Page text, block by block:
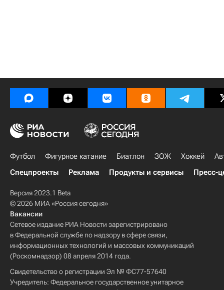
Футбол Фигурное катание Биатлон ЗОЖ Хоккей
Спецпроекты
Реклама Продукты и сервисы Пресс-
Версия 2023.1 Beta
© 2026 МИА «Россия сегодня»
Вакансии
Сетевое издание РИА Новости зарегистрировано
в Федеральной службе по надзору в сфере связи,
информационных технологий и массовых коммуникаций
(Роскомнадзор) 08 апреля 2014 года.
Свидетельство о регистрации Эл № ФС77-57640
Учредитель: Федеральное государственное унитарное